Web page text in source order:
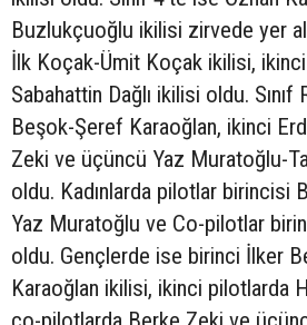
Buzlukçuoğlu ikilisi zirvede yer
İlk Koçak-Ümit Koçak ikilisi,
Sabahattin Dağlı ikilisi oldu. Sınıf
Beşok-Şeref Karaoğlan, ikinci
Zeki ve üçüncü Yaz Muratoğlu-
oldu. Kadınlarda pilotlar birincisi
Yaz Muratoğlu ve Co-pilotlar
oldu. Gençlerde ise birinci İlker
Karaoğlan ikilisi, ikinci pilotlarda